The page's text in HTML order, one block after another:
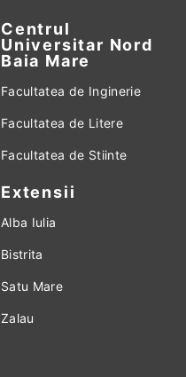
Centrul
Universitar Nord
Baia Mare
Facultatea de Inginerie
Facultatea de Litere
Facultatea de Stiinte
Extensii
Alba Iulia
Bistrita
Satu Mare
Zalau